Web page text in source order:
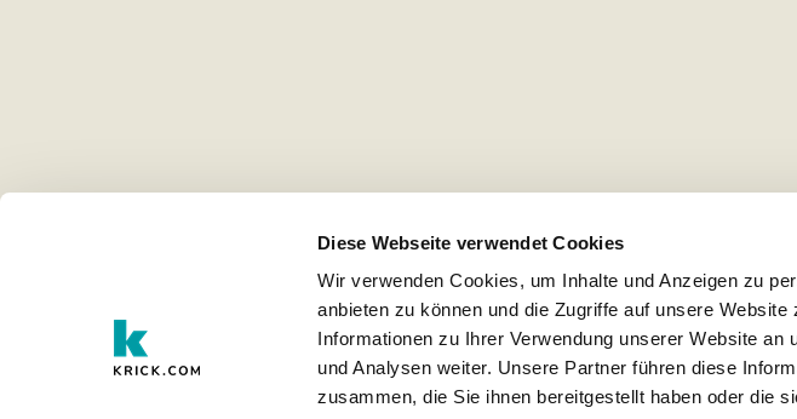
Diese Webseite verwendet Cookies
Wir verwenden Cookies, um Inhalte und Anzeigen zu
anbieten zu können und die Zugriffe auf unsere
Informationen zu Ihrer Verwendung unserer Website
und Analysen weiter. Unsere Partner führen diese
zusammen, die Sie ihnen bereitgestellt haben oder die